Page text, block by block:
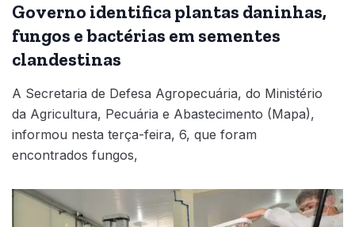
Governo identifica plantas daninhas,
fungos e bactérias em sementes
clandestinas
A Secretaria de Defesa Agropecuária, do Ministério
da Agricultura, Pecuária e Abastecimento (Mapa),
informou nesta terça-feira, 6, que foram
encontrados fungos,